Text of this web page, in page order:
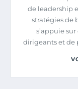
de leadership
stratégies de
s’appuie
dirigeants et de